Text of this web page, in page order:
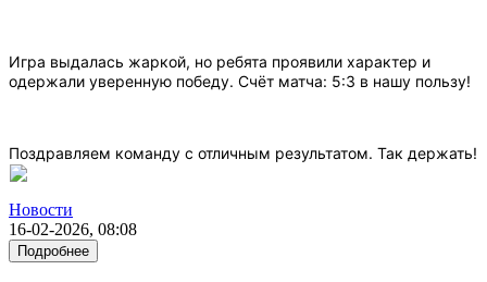
Игра выдалась жаркой, но ребята проявили характер и
одержали уверенную победу. Счёт матча: 5:3 в нашу пользу!
Поздравляем команду с отличным результатом. Так держать!
Новости
16-02-2026, 08:08
Подробнее